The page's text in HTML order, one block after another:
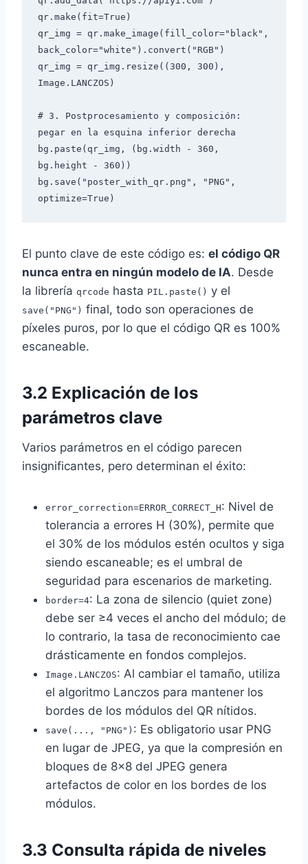
qr.make(fit=True)
qr_img = qr.make_image(fill_color="black",
back_color="white").convert("RGB")
qr_img = qr_img.resize((300, 300),
Image.LANCZOS)
# 3. Postprocesamiento y composición:
pegar en la esquina inferior derecha
bg.paste(qr_img, (bg.width - 360,
bg.height - 360))
bg.save("poster_with_qr.png", "PNG",
El punto clave de este código es: el código QR
nunca entra en ningún modelo de IA. Desde
la librería qrcode hasta PIL.paste() y el
save("PNG") final, todo son operaciones de
píxeles puros, por lo que el código QR es 100%
escaneable.
3.2 Explicación de los
parámetros clave
Varios parámetros en el código parecen
insignificantes, pero determinan el éxito:
error_correction=ERROR_CORRECT_H: Nivel de
tolerancia a errores H (30%), permite que
el 30% de los módulos estén ocultos y siga
siendo escaneable; es el umbral de
seguridad para escenarios de marketing.
border=4: La zona de silencio (quiet zone)
debe ser ≥4 veces el ancho del módulo; de
lo contrario, la tasa de reconocimiento cae
drásticamente en fondos complejos.
Image.LANCZOS: Al cambiar el tamaño, utiliza
el algoritmo Lanczos para mantener los
bordes de los módulos del QR nítidos.
save(..., "PNG") : Es obligatorio usar PNG
en lugar de JPEG, ya que la compresión en
bloques de 8×8 del JPEG genera
artefactos de color en los bordes de los
módulos.
3.3 Consulta rápida de niveles